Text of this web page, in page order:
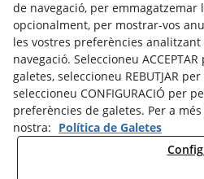
de navegació, per emmagatzemar
opcionalment, per mostrar-vos
les vostres preferències
navegació. Seleccioneu
galetes, seleccioneu REBUTJAR
seleccioneu CONFIGURACIÓ per
preferències de galetes. Per a
nostra: Política de Galetes